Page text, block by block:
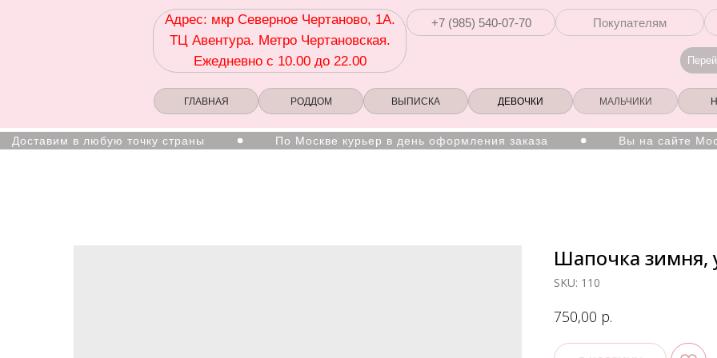
ДЕВОЧКИ МАЛЬЧИКИ
Покупателям
+7 (985) 540-07-70
Адрес: мкр Северное Чертаново, 1А.
ТЦ Авентура. Метро Чертановская.
Ежедневно с 10.00 до 22.00
ГЛАВНАЯ ВЫПИСКА
РОДДОМ
в любую точку страны По Москве курьер в день оформления заказа Вы на сайте
Шапочка зимня,
SKU: 110
750,00 р.